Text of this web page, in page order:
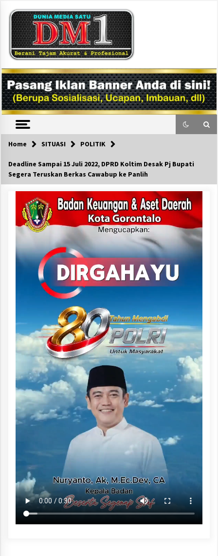
content
DM1
Home SITUASI POLITIK
Deadline Sampai 15 Juli 2022, DPRD Koltim Desak Pj Bupati
Segera Teruskan Berkas Cawabup ke Panlih